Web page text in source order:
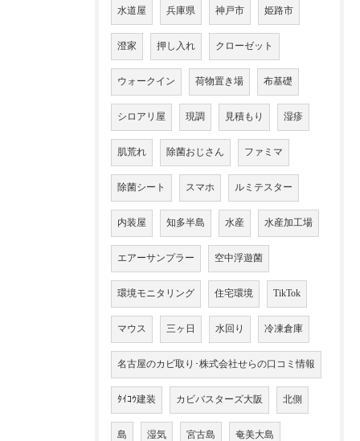
水道屋 兵庫県 神戸市 姫路市
澄家 押し入れ クローゼット
ウォークイン 荷物置き場 布基礎
シロアリ屋 現調 見積もり 湿疹
肌荒れ 除菌おじさん ファミマ
除菌シート スマホ ルミテスター
内装屋 知多半島 水産 水産加工場
エアーサンプラー 空中浮遊菌
環境モニタリング 住宅環境 TikTok
マウス 三ヶ日 水回り 冷凍倉庫
名古屋のカビ取り･株式会社せらの口コミ情報
ﾀｲｺｳ建装 カビバスターズ大阪 北側
島 湿気 宮古島 奄美大島